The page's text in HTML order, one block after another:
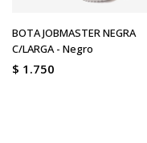
BOTA JOBMASTER NEGRA
C/LARGA - Negro
$ 1.750